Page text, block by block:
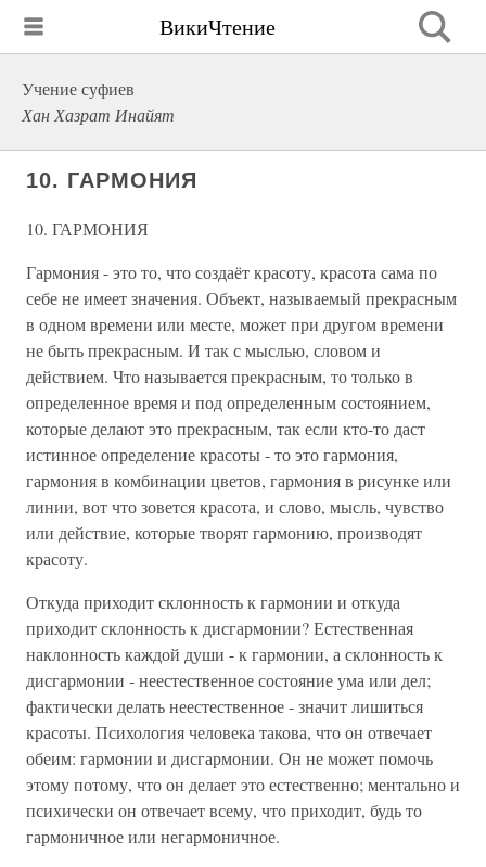
ВикиЧтение
Учение суфиев
Хан Хазрат Инайят
10. ГАРМОНИЯ
10. ГАРМОНИЯ
Гармония - это то, что создаёт красоту, красота сама по
себе не имеет значения. Объект, называемый прекрасным
в одном времени или месте, может при другом времени
не быть прекрасным. И так с мыслью, словом и
действием. Что называется прекрасным, то только в
определенное время и под определенным состоянием,
которые делают это прекрасным, так если кто-то даст
истинное определение красоты - то это гармония,
гармония в комбинации цветов, гармония в рисунке или
линии, вот что зовется красота, и слово, мысль, чувство
или действие, которые творят гармонию, производят
красоту.
Откуда приходит склонность к гармонии и откуда
приходит склонность к дисгармонии? Естественная
наклонность каждой души - к гармонии, а склонность к
дисгармонии - неестественное состояние ума или дел;
фактически делать неестественное - значит лишиться
красоты. Психология человека такова, что он отвечает
обеим: гармонии и дисгармонии. Он не может помочь
этому потому, что он делает это естественно; ментально и
психически он отвечает всему, что приходит, будь то
гармоничное или негармоничное.